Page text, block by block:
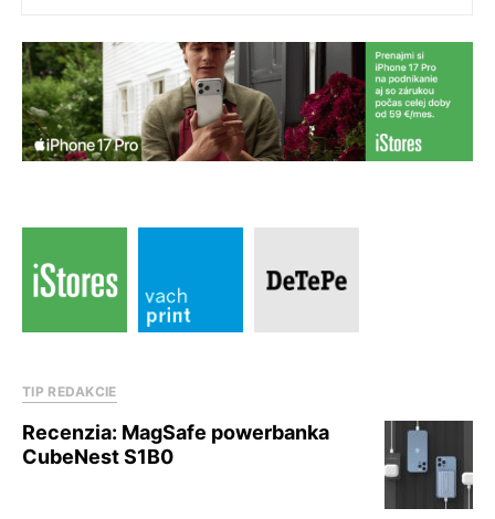
TIP REDAKCIE
Recenzia: MagSafe powerbanka
CubeNest S1B0